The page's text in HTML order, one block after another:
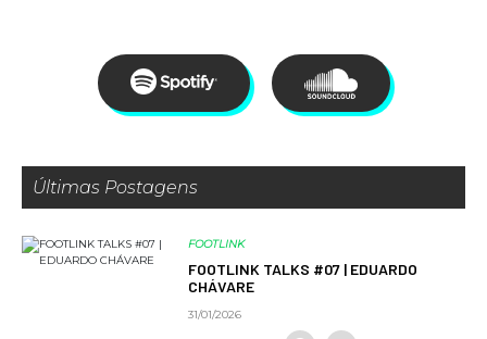
Últimas Postagens
FOOTLINK
FOOTLINK TALKS #07 | EDUARDO
CHÁVARE
31/01/2026